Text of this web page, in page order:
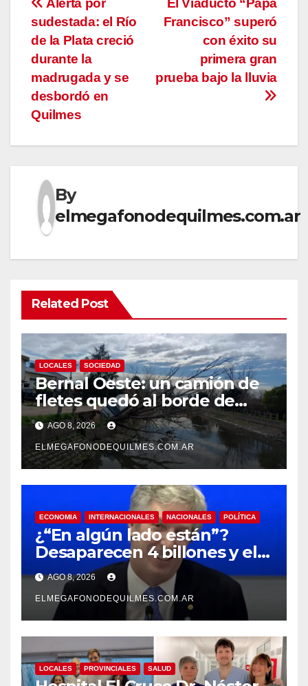
Navegación
de
entradas
El Viaducto “Papa
Francisco” superó
con éxito su
primera gran
prueba bajo la lluvia
Alerta por
sudestada: el Río
de la Plata creció
durante la
madrugada y se
desbordó en
Quilmes
By
elmegafonodequilmes.com.ar
Related Post
LOCALES SOCIEDAD
Bernal Oeste: un camión de
fletes quedó al borde de
caer al arroyo Las Piedras
AGO 8, 2026
ELMEGAFONODEQUILMES.COM.AR
ECONOMIA INTERNACIONALES NACIONALES POLÍTICA
¿“En algún lado están”?
Desaparecen 4 billones y el
presidente del BCRA
responde con una risita
AGO 8, 2026
ELMEGAFONODEQUILMES.COM.AR
LOCALES PROVINCIALES SALUD